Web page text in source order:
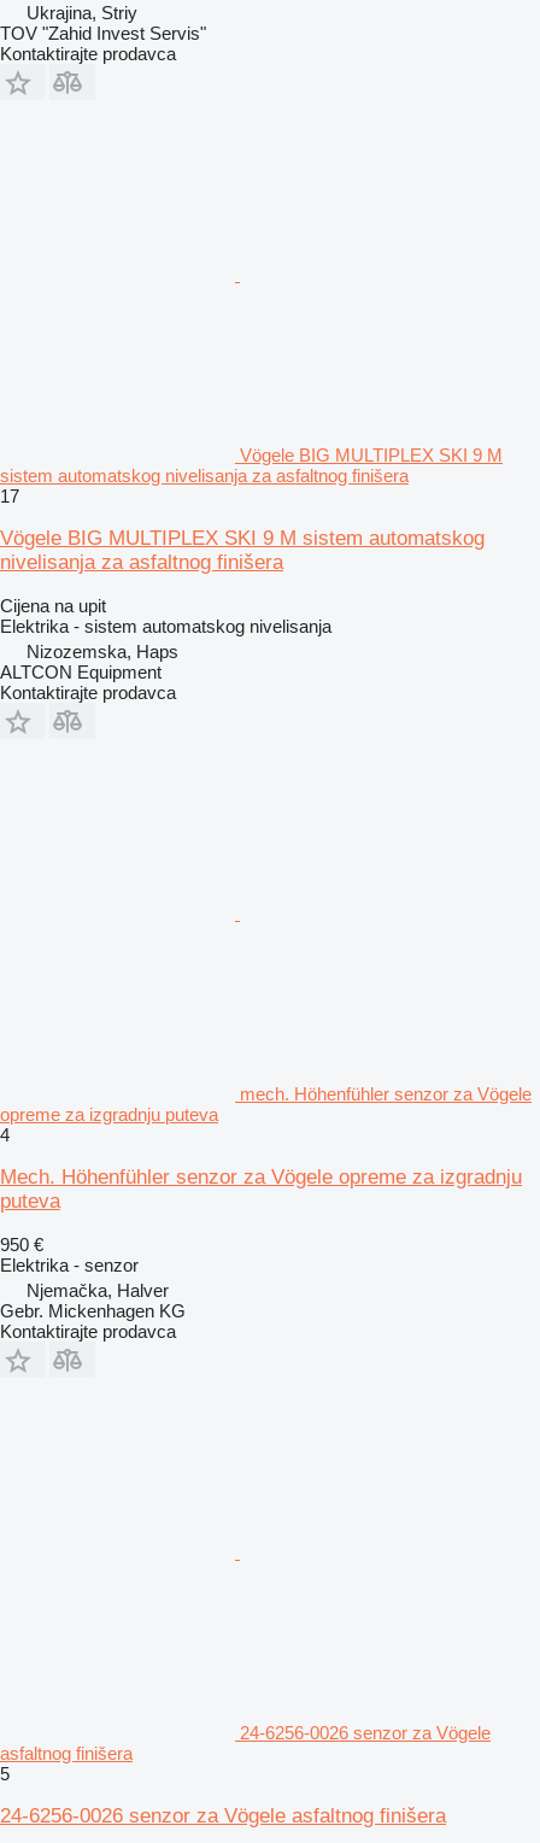
Ukrajina, Striy
TOV "Zahid Invest Servis"
Kontaktirajte prodavca
Vögele BIG MULTIPLEX SKI 9 M
sistem automatskog nivelisanja za asfaltnog finišera
17
Vögele BIG MULTIPLEX SKI 9 M sistem automatskog
nivelisanja za asfaltnog finišera
Cijena na upit
Elektrika - sistem automatskog nivelisanja
Nizozemska, Haps
ALTCON Equipment
Kontaktirajte prodavca
mech. Höhenfühler senzor za Vögele
opreme za izgradnju puteva
4
Mech. Höhenfühler senzor za Vögele opreme za izgradnju
puteva
950 €
Elektrika - senzor
Njemačka, Halver
Gebr. Mickenhagen KG
Kontaktirajte prodavca
24-6256-0026 senzor za Vögele
asfaltnog finišera
5
24-6256-0026 senzor za Vögele asfaltnog finišera